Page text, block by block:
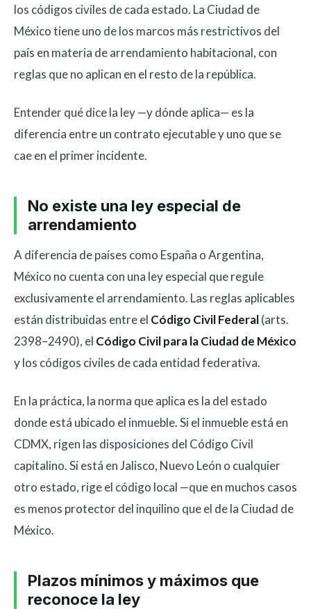
los códigos civiles de cada estado. La Ciudad de
México tiene uno de los marcos más restrictivos del
país en materia de arrendamiento habitacional, con
reglas que no aplican en el resto de la república.
Entender qué dice la ley —y dónde aplica— es la
diferencia entre un contrato ejecutable y uno que se
cae en el primer incidente.
No existe una ley especial de
arrendamiento
A diferencia de países como España o Argentina,
México no cuenta con una ley especial que regule
exclusivamente el arrendamiento. Las reglas aplicables
están distribuidas entre el Código Civil Federal(arts.
2398–2490), el Código Civil para la Ciudad de México
y los códigos civiles de cada entidad federativa.
En la práctica, la norma que aplica es la del estado
donde está ubicado el inmueble. Si el inmueble está en
CDMX, rigen las disposiciones del Código Civil
capitalino. Si está en Jalisco, Nuevo León o cualquier
otro estado, rige el código local —que en muchos casos
es menos protector del inquilino que el de la Ciudad de
México.
Plazos mínimos y máximos que
reconoce la ley